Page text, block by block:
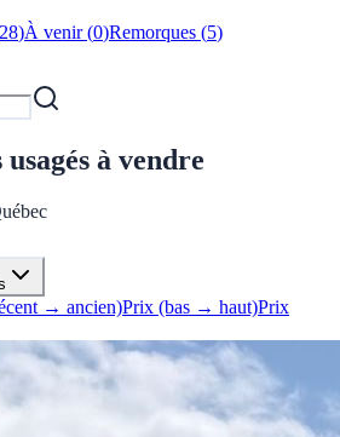
28)À venir (0)Remorques (5)
à vendre
→ ancien)Prix (bas → haut)Prix